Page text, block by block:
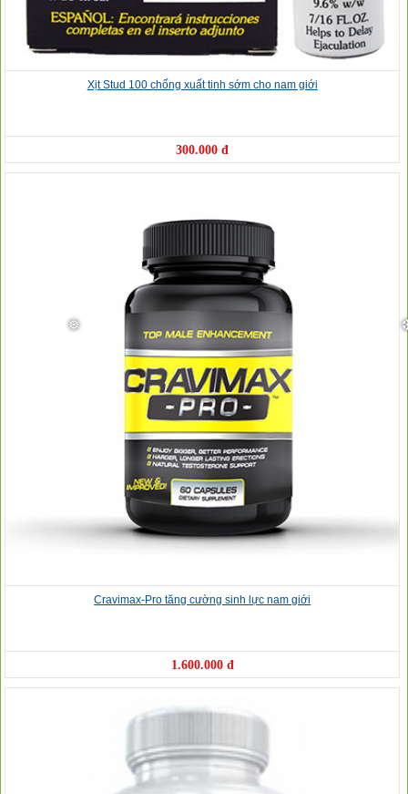
Xịt Stud 100 chống xuất tinh sớm cho nam giới
300.000 đ
Cravimax-Pro tăng cường sinh lực nam giới
1.600.000 đ